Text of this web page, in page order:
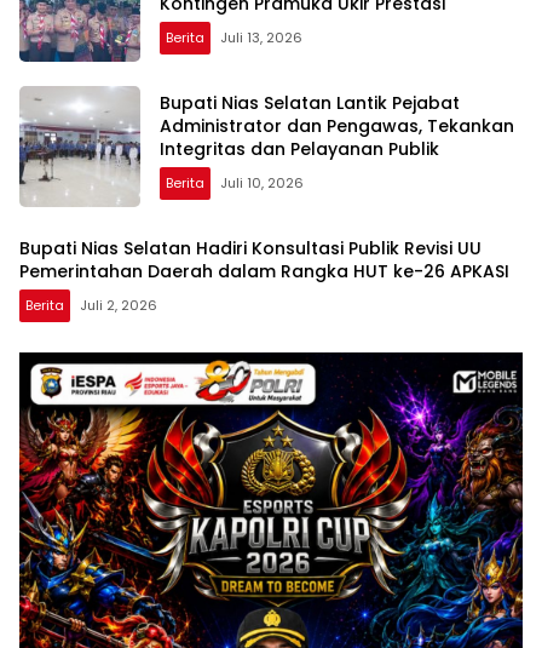
Berita Juli 13, 2026
Bupati Nias Selatan Lantik Pejabat
Administrator dan Pengawas, Tekankan
Integritas dan Pelayanan Publik
Berita Juli 10, 2026
Bupati Nias Selatan Hadiri Konsultasi Publik Revisi UU
Pemerintahan Daerah dalam Rangka HUT ke-26 APKASI
Berita Juli 2, 2026